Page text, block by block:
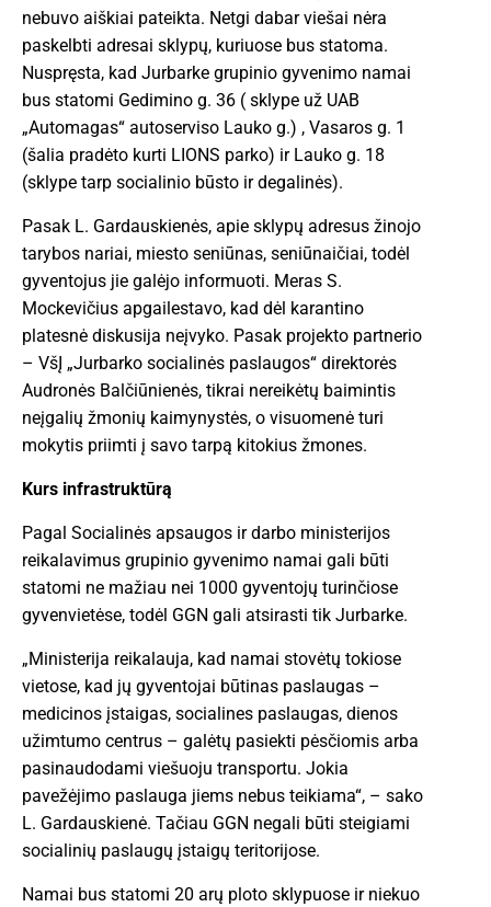
nebuvo aiškiai pateikta. Netgi dabar viešai nėra
paskelbti adresai sklypų, kuriuose bus statoma.
Nuspręsta, kad Jurbarke grupinio gyvenimo namai
bus statomi Gedimino g. 36 ( sklype už UAB
„Automagas“ autoserviso Lauko g.) , Vasaros g. 1
(šalia pradėto kurti LIONS parko) ir Lauko g. 18
(sklype tarp socialinio būsto ir degalinės).
Pasak L. Gardauskienės, apie sklypų adresus žinojo
tarybos nariai, miesto seniūnas, seniūnaičiai, todėl
gyventojus jie galėjo informuoti. Meras S.
Mockevičius apgailestavo, kad dėl karantino
platesnė diskusija neįvyko. Pasak projekto partnerio
– VšĮ „Jurbarko socialinės paslaugos“ direktorės
Audronės Balčiūnienės, tikrai nereikėtų baimintis
neįgalių žmonių kaimynystės, o visuomenė turi
mokytis priimti į savo tarpą kitokius žmones.
Kurs infrastruktūrą
Pagal Socialinės apsaugos ir darbo ministerijos
reikalavimus grupinio gyvenimo namai gali būti
statomi ne mažiau nei 1000 gyventojų turinčiose
gyvenvietėse, todėl GGN gali atsirasti tik Jurbarke.
„Ministerija reikalauja, kad namai stovėtų tokiose
vietose, kad jų gyventojai būtinas paslaugas –
medicinos įstaigas, socialines paslaugas, dienos
užimtumo centrus – galėtų pasiekti pėsčiomis arba
pasinaudodami viešuoju transportu. Jokia
pavežėjimo paslauga jiems nebus teikiama“, – sako
L. Gardauskienė. Tačiau GGN negali būti steigiami
socialinių paslaugų įstaigų teritorijose.
Namai bus statomi 20 arų ploto sklypuose ir niekuo